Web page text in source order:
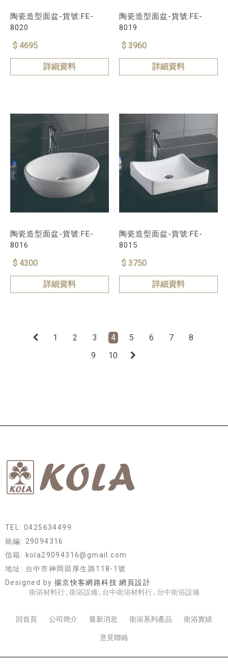
陶瓷造型面盆-貨號:FE-
8020
$ 4695
詳細資料
陶瓷造型面盆-貨號:FE-
8019
$ 3960
詳細資料
陶瓷造型面盆-貨號:FE-
8016
$ 4300
詳細資料
陶瓷造型面盆-貨號:FE-
8015
$ 3750
詳細資料
1 2 3 4 5 6 7
8
9
10
TEL: 0425634499
統編: 29094316
信箱: kola29094316@gmail.com
地址: 台中市神岡區厚生路118-1號
Designed by 揚京快客網路科技 網頁設計
衛浴材料行 衛浴設備 台中衛浴材料行 台中衛浴設備
回首頁 公司簡介 最新消息 衛浴系列產品 衛浴實績
意見聯絡